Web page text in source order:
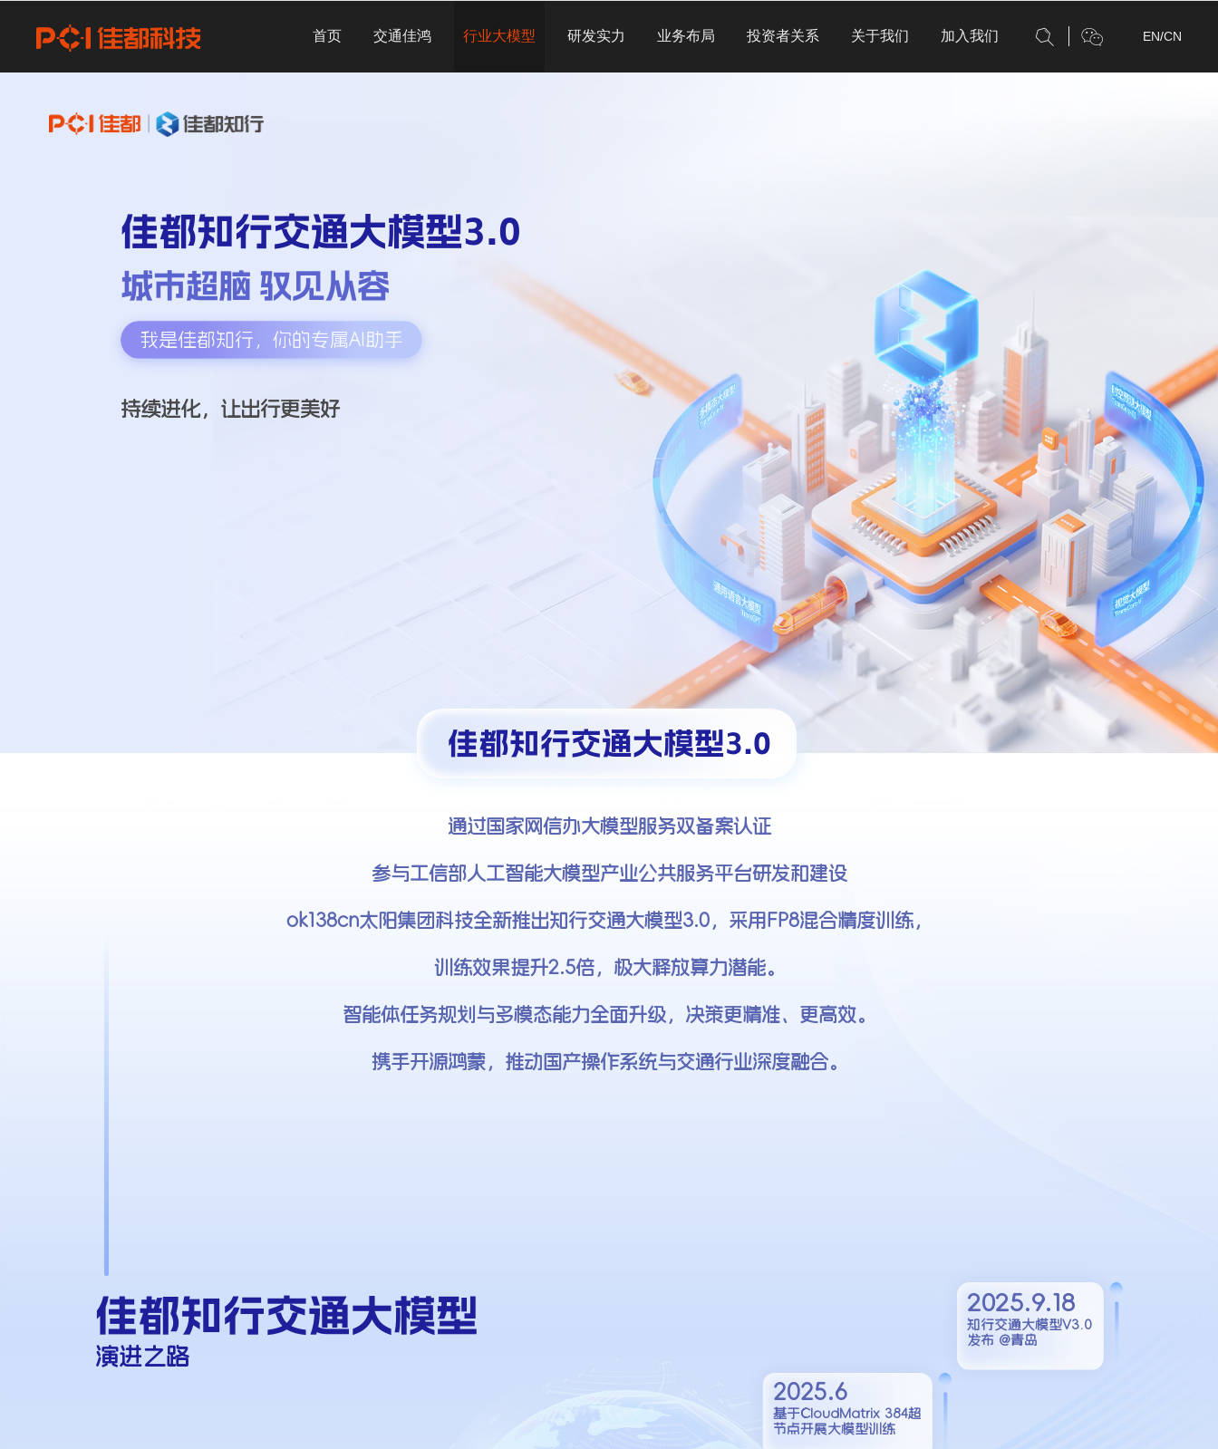
EN/CN
首页 交通佳鸿 行业大模型 研发实力 业务布局 投资者关系 关于我们 加入我们
佳都知行交通大模型3.0
城市超脑 驭见从容
我是佳都知行，你的专属AI助手
持续进化，让出行更美好
即问即答，让人才更专精
高效协作，让决策更明智
延伸智慧，让思考更深入
持续进化，让出行更美好
定向调优，让模型更懂行
佳都知行交通大模型3.0
通过国家网信办大模型服务双备案认证
参与工信部人工智能大模型产业公共服务平台研发和建设
ok138cn太阳集团科技全新推出知行交通大模型3.0，采用FP8混合精度训练，
训练效果提升2.5倍，极大释放算力潜能。
智能体任务规划与多模态能力全面升级，决策更精准、更高效。
携手开源鸿蒙，推动国产操作系统与交通行业深度融合。
佳都知行交通大模型
演进之路
2025.9.18
知行交通大模型V3.0
发布 @青岛
2025.6
基于CloudMatrix 384超
节点开展大模型训练